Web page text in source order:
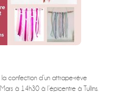
confection d’un attrape-rêve
à 14h30 à l’épicentre à Tullins.